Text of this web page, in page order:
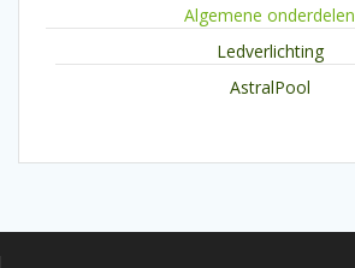
Algemene onderdelen
Ledverlichting
AstralPool